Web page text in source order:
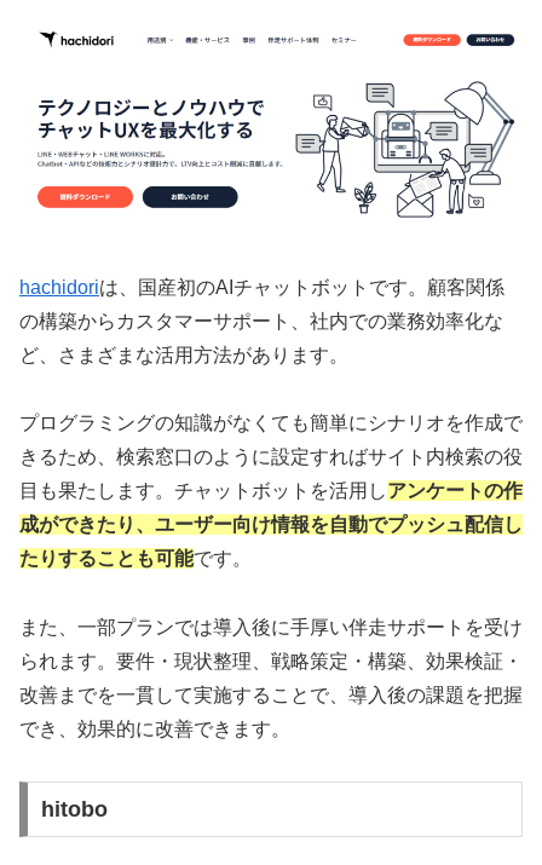
hachidoriは、国産初のAIチャットボットです。顧客関係
の構築からカスタマーサポート、社内での業務効率化な
ど、さまざまな活用方法があります。
プログラミングの知識がなくても簡単にシナリオを作成で
きるため、検索窓口のように設定すればサイト内検索の役
目も果たします。チャットボットを活用しアンケートの作
成ができたり、ユーザー向け情報を自動でプッシュ配信し
たりすることも可能です。
また、一部プランでは導入後に手厚い伴走サポートを受け
られます。要件・現状整理、戦略策定・構築、効果検証・
改善までを一貫して実施することで、導入後の課題を把握
でき、効果的に改善できます。
hitobo